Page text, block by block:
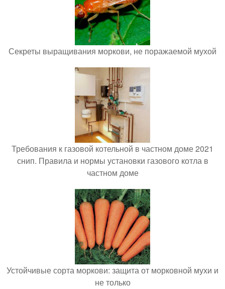
Секреты выращивания моркови, не поражаемой мухой
Требования к газовой котельной в частном доме 2021
снип. Правила и нормы установки газового котла в
частном доме
Устойчивые сорта моркови: защита от морковной мухи и
не только